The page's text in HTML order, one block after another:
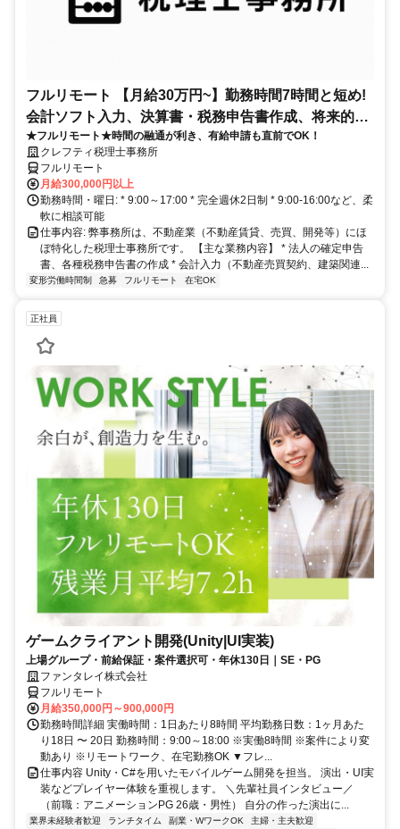
フルリモート 【月給30万円~】勤務時間7時間と短め!
会計ソフト入力、決算書・税務申告書作成、将来的に
決算説明も
★フルリモート★時間の融通が利き、有給申請も直前でOK！
クレフティ税理士事務所
フルリモート
月給300,000円以上
勤務時間・曜日: * 9:00～17:00 * 完全週休2日制 * 9:00-16:00など、柔
軟に相談可能
仕事内容: 弊事務所は、不動産業（不動産賃貸、売買、開発等）にほ
ぼ特化した税理士事務所です。 【主な業務内容】 * 法人の確定申告
書、各種税務申告書の作成 * 会計入力（不動産売買契約、建築関連...
変形労働時間制 急募 フルリモート 在宅OK
正社員
ゲームクライアント開発(Unity|UI実装)
上場グループ・前給保証・案件選択可・年休130日｜SE・PG
ファンタレイ株式会社
フルリモート
月給350,000円～900,000円
勤務時間詳細 実働時間：1日あたり8時間 平均勤務日数：1ヶ月あた
り18日 〜 20日 勤務時間：9:00～18:00 ※実働8時間 ※案件により変
動あり ※リモートワーク、在宅勤務OK ▼フレ...
仕事内容 Unity・C#を用いたモバイルゲーム開発を担当。 演出・UI実
装などプレイヤー体験を重視します。 ＼先輩社員インタビュー／
（前職：アニメーションPG 26歳・男性） 自分の作った演出に...
業界未経験者歓迎 ランチタイム 副業・WワークOK
主婦・主夫歓迎